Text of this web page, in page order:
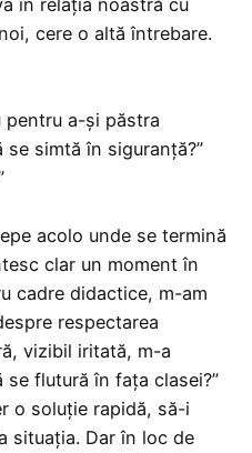
cere o altă întrebare.
pentru a-și păstra
se simtă în siguranță?”
acolo unde se termină
clar un moment în
cadre didactice, m-am
respectarea
vizibil iritată, m-a
se flutură în fața clasei?”
o soluție rapidă, să-i
situația. Dar în loc de